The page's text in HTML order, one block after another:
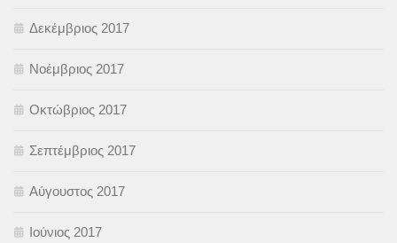
Δεκέμβριος 2017
Νοέμβριος 2017
Οκτώβριος 2017
Σεπτέμβριος 2017
Αύγουστος 2017
Ιούνιος 2017